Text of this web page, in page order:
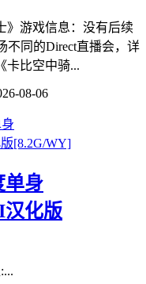
》游戏信息：没有后续
不同的Direct直播会，详
卡比空中骑...
08-06
单身
汉化版